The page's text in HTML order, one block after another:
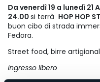
Da venerdì 19 a lunedì 21
24.00 si terrà HOP HOP
buon cibo di strada
Fedora.
Street food, birre
Ingresso libero